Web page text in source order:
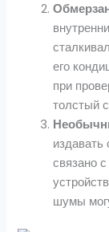
его
при
толстый
издавать
связано
шумы